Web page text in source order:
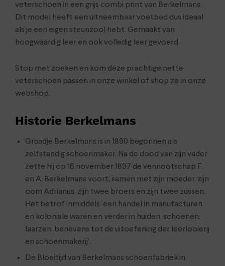
veterschoen in een grijs combi print van Berkelmans.
Dit model heeft een uitneembaar voetbed dus ideaal
als je een eigen steunzool hebt. Gemaakt van
hoogwaardig leer en ook volledig leer gevoerd.
Stop met zoeken en kom deze prachtige nette
veterschoen passen in onze winkel of shop ze in onze
webshop.
Historie Berkelmans
Graadje Berkelmans is in 1890 begonnen als
zelfstandig schoenmaker. Na de dood van zijn vader
zette hij op 16 november 1897 de vennootschap F.
en A. Berkelmans voort, samen met zijn moeder, zijn
oom Adrianus, zijn twee broers en zijn twee zussen.
Het betrof inmiddels ‘een handel in manufacturen
en koloniale waren en verder in huiden, schoenen,
laarzen, benevens tot de uitoefening der leerlooierij
en schoenmakerij’.
De Bloeitijd van Berkelmans schoenfabriek in